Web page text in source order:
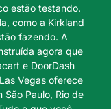
estão testando.
como a Kirkland
fazendo. A
agora que
e DoorDash
Vegas oferece
Paulo, Rio de